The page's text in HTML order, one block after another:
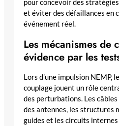
pour concevoir des
et éviter des défaillances en
événement réel.
Les mécanismes de
évidence par les
Lors d’une impulsion NEMP,
couplage jouent un rôle
des perturbations. Les
des antennes, les structures
guides et les circuits